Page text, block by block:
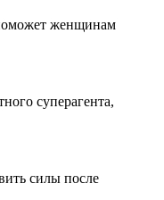
женщинам
суперагента,
силы после